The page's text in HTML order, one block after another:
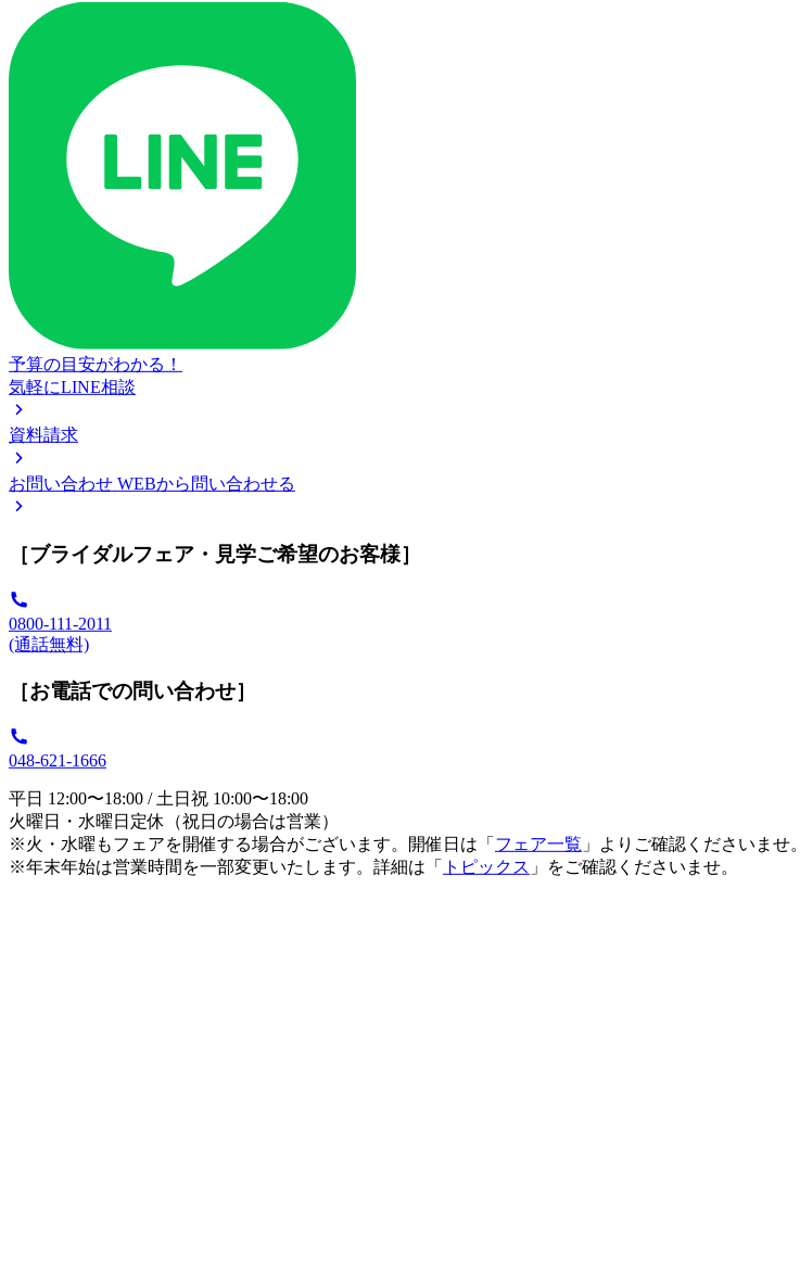
予算の目安がわかる！
気軽にLINE相談
資料請求
お問い合わせ WEBから問い合わせる
［ブライダルフェア・見学ご希望のお客様］
0800-111-2011
(通話無料)
［お電話での問い合わせ］
048-621-1666
平日 12:00〜18:00 / 土日祝 10:00〜18:00
火曜日・水曜日定休（祝日の場合は営業）
※火・水曜もフェアを開催する場合がございます。開催日は「 フェア一覧 」よりご確認くださいませ。
※年末年始は営業時間を一部変更いたします。詳細は「
トピックス 」をご確認くださいませ。